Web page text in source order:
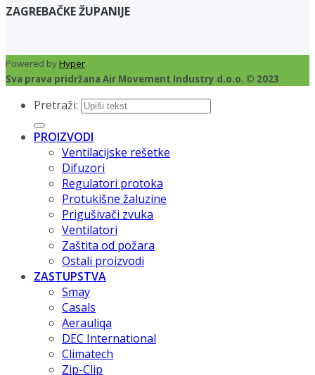
ZAGREBAČKE ŽUPANIJE
Powered byHyper
Sva prava pridržana Air Movement Industry d.o.o. © 2023
Pretraži:
PROIZVODI
Ventilacijske rešetke
Difuzori
Regulatori protoka
Protukišne žaluzine
Prigušivači zvuka
Ventilatori
Zaštita od požara
Ostali proizvodi
ZASTUPSTVA
Smay
Casals
Aerauliqa
DEC International
Climatech
Zip-Clip